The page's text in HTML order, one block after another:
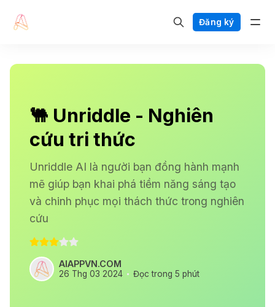
Đăng ký
🐫 Unriddle - Nghiên
cứu tri thức
Unriddle AI là người bạn đồng hành mạnh
mẽ giúp bạn khai phá tiềm năng sáng tạo
và chinh phục mọi thách thức trong nghiên
cứu
AIAPPVN.COM
26 Thg 03 2024 Đọc trong 5 phút